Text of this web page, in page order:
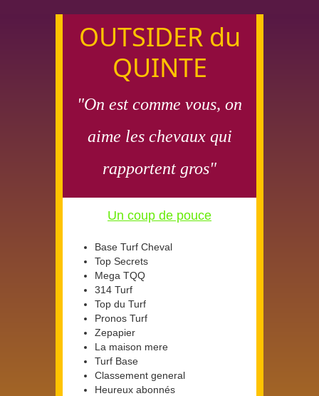
OUTSIDER du
QUINTE
"On est comme vous, on
aime les chevaux qui
rapportent gros"
Un coup de pouce
Base Turf Cheval
Top Secrets
Mega TQQ
314 Turf
Top du Turf
Pronos Turf
Zepapier
La maison mere
Turf Base
Classement general
Heureux abonnés